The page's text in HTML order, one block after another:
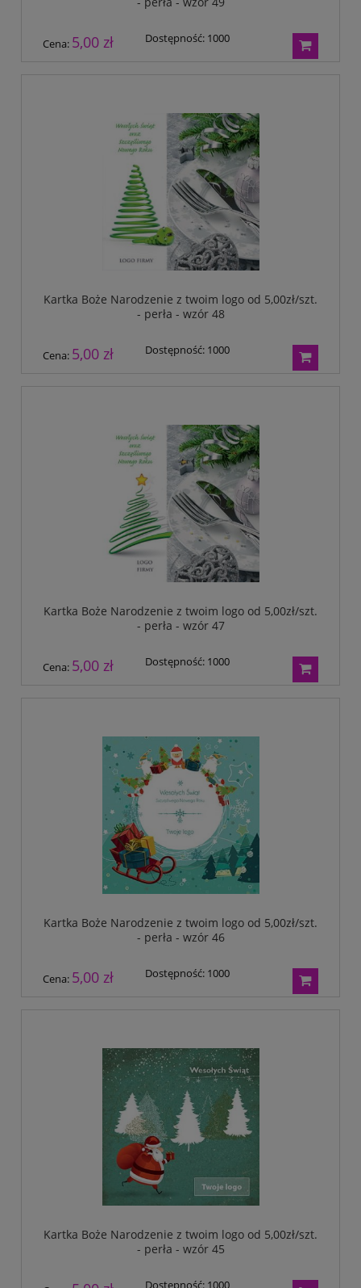
Cena: 5,00 zł Dostępność: 1000
Kartka Boże Narodzenie z twoim logo od 5,00zł/szt.
- perła - wzór 48
Cena: 5,00 zł Dostępność: 1000
Kartka Boże Narodzenie z twoim logo od 5,00zł/szt.
- perła - wzór 47
Cena: 5,00 zł Dostępność: 1000
Kartka Boże Narodzenie z twoim logo od 5,00zł/szt.
- perła - wzór 46
Cena: 5,00 zł Dostępność: 1000
Kartka Boże Narodzenie z twoim logo od 5,00zł/szt.
- perła - wzór 45
Dostępność: 1000